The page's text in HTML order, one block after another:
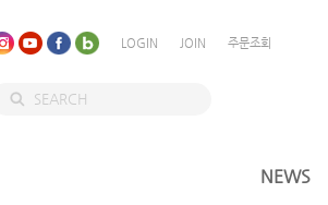
LOGIN JOIN 주문조회
NEWS